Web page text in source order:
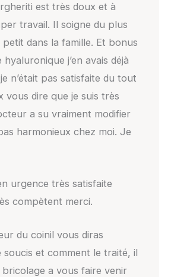
est très doux et à
travail. Il soigne du plus
dans la famille. Et bonus
hyaluronique j’en avais déjà
n’était pas satisfaite du tout
vous dire que je suis très
a su vraiment modifier
harmonieux chez moi. Je
urgence très satisfaite
compètent merci.
du coinil vous diras
soucis et comment le traité, il
bricolage a vous faire venir